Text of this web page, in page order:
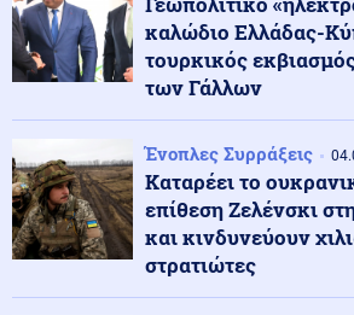
Κοινωνία 06.08.2026 - 13:25
Θεσσαλονίκη: Βαριές ποινές σε
συλληφθέντες για παράνομο
Πολιτική 06.08.2026 - 13:19
ΠΑΣΟΚ: «Η κυβέρνηση επιχειρεί
φιάσκο ως επιτυχία»
Κόσμος 06.08.2026 - 13:08
καλώδιο Ελλάδας-
τουρκικός
των Γάλλων
Ένοπλες Συρράξεις
Καταρέει το
επίθεση Ζελένσκι
και κινδυνεύουν
στρατιώτες